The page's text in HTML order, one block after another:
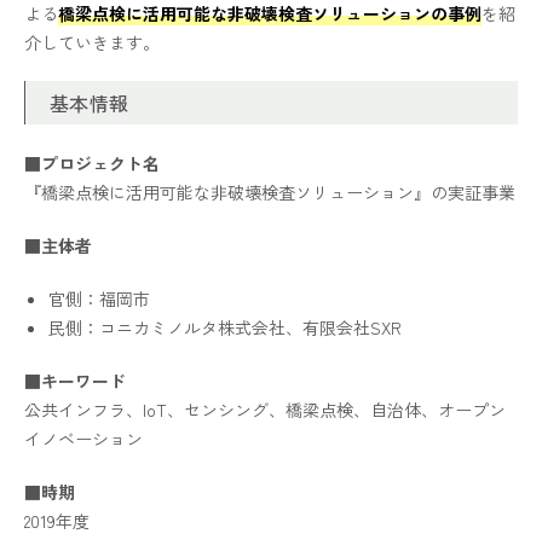
よる橋梁点検に活用可能な非破壊検査ソリューションの事例を紹
介していきます。
基本情報
■プロジェクト名
『橋梁点検に活用可能な非破壊検査ソリューション』の実証事業
■主体者
官側：福岡市
民側：コニカミノルタ株式会社、有限会社SXR
■キーワード
公共インフラ、IoT、センシング、橋梁点検、自治体、オープン
イノベーション
■時期
2019年度